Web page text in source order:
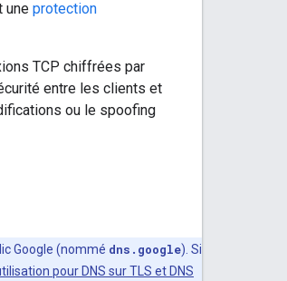
une protection
TCP chiffrées par
entre les clients et
ou le spoofing
Google (nommé dns.google). Si
pour DNS sur TLS et DNS